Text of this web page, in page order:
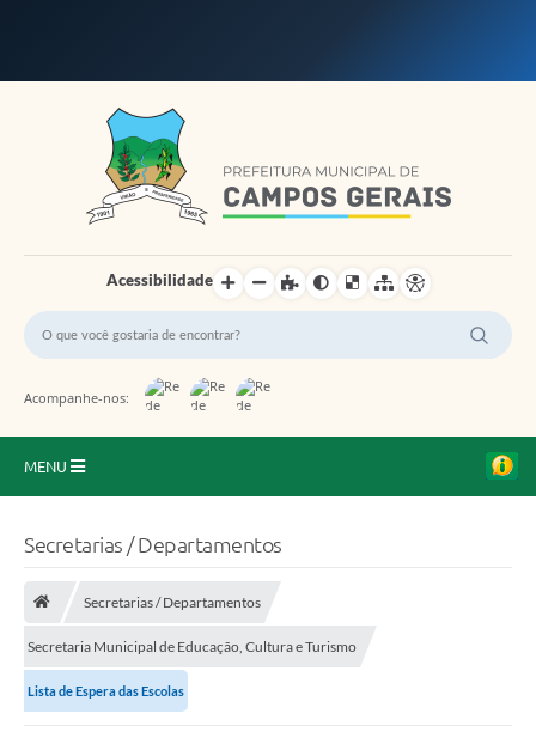
Acessibilidade
Acompanhe-nos:
MENU
Portal da Transparência
Secretarias / Departamentos
Secretarias / Departamentos
Secretaria Municipal de Educação, Cultura e Turismo
Lista de Espera das Escolas